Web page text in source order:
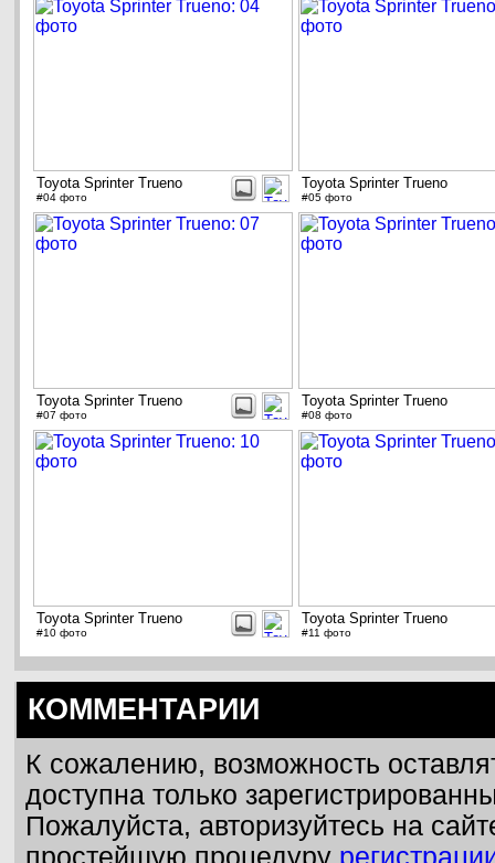
Toyota Sprinter Trueno
#04 фото
Toyota Sprinter Trueno
#05 фото
Toyota Sprinter Trueno
#07 фото
Toyota Sprinter Trueno
#08 фото
Toyota Sprinter Trueno
#10 фото
Toyota Sprinter Trueno
#11 фото
КОММЕНТАРИИ
К сожалению, возможность
доступна только
Пожалуйста, авторизуйтесь на